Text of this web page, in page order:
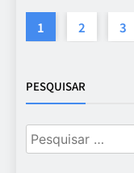
1 2 3
PESQUISAR
Pesquisar
por: